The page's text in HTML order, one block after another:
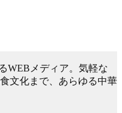
WEBメディア。気軽な
文化まで、あらゆる中華